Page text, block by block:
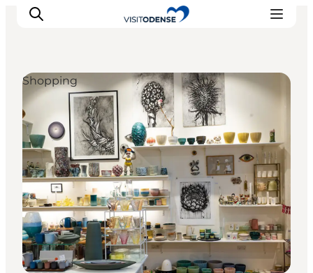
Oplev Odense
Det sker i Odense
Planlæg din tur
Inspiration
Shopping